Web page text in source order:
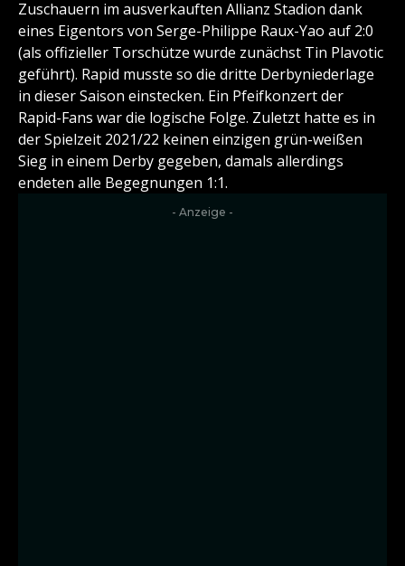
Zuschauern im ausverkauften Allianz Stadion dank
eines Eigentors von Serge-Philippe Raux-Yao auf 2:0
(als offizieller Torschütze wurde zunächst Tin Plavotic
geführt). Rapid musste so die dritte Derbyniederlage
in dieser Saison einstecken. Ein Pfeifkonzert der
Rapid-Fans war die logische Folge. Zuletzt hatte es in
der Spielzeit 2021/22 keinen einzigen grün-weißen
Sieg in einem Derby gegeben, damals allerdings
endeten alle Begegnungen 1:1.
- Anzeige -